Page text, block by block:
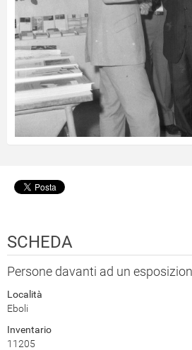
SCHEDA
Persone davanti ad un
Località
Eboli
Inventario
11205